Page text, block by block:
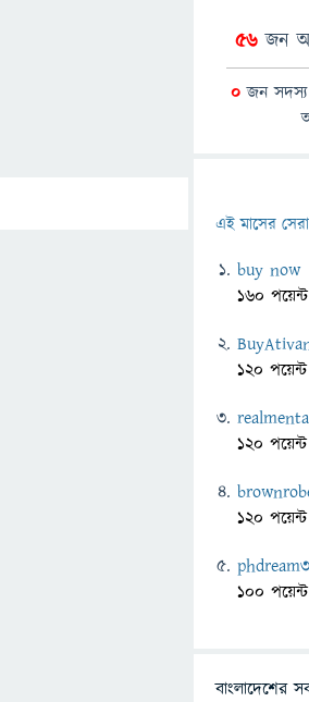
56 জন
0জন
এই মাসের
buy now
160 পয়েন্ট
120 পয়েন্ট
120 পয়েন্ট
120 পয়েন্ট
100 পয়েন্ট
বাংলাদেশের